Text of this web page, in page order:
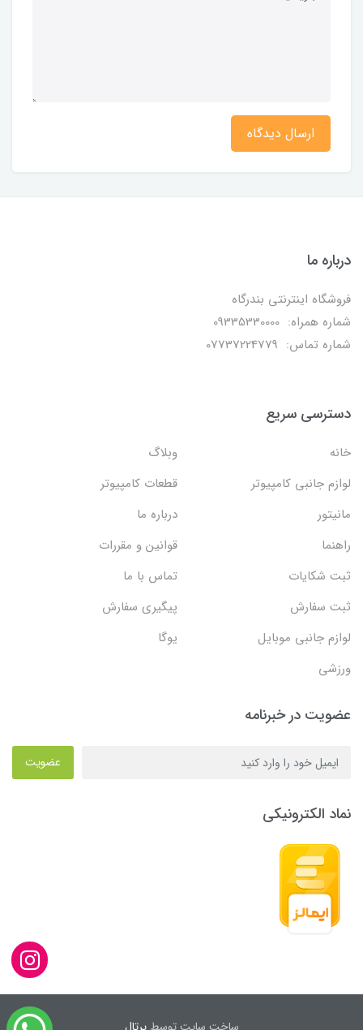
ارسال دیدگاه
درباره ما
فروشگاه اینترنتی بندرگاه
شماره همراه: 09335330000
شماره تماس: 07737224779
دسترسی سریع
خانه
وبلاگ
لوازم جانبی کامپیوتر
قطعات کامپیوتر
مانیتور
درباره ما
راهنما
قوانین و مقررات
ثبت شکایات
تماس با ما
ثبت سفارش
پیگیری سفارش
لوازم جانبی موبایل
یوگا
ورزشی
عضویت در خبرنامه
عضویت
نماد الکترونیکی